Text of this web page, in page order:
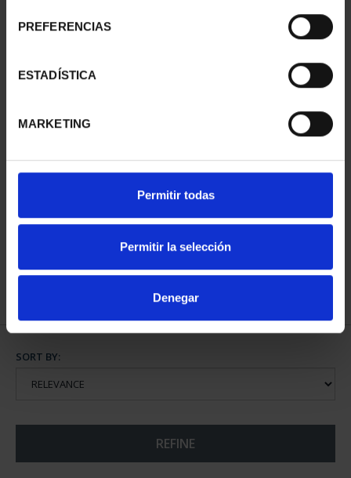
PREFERENCIAS
ESTADÍSTICA
MARKETING
Permitir todas
Permitir la selección
Denegar
250TH USA - BALD
€140.00
FIFA WORLD CUP 2026 -
€145.00
SORT BY:
REFINE